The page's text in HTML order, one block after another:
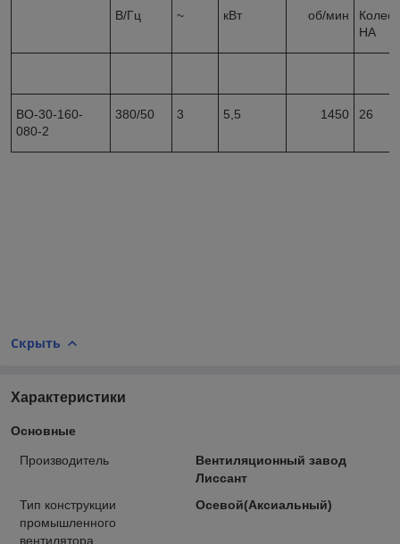
В/Гц ~ кВт об/мин
НА
ВО-30-160-
080-2
380/50 3 5,5 1450 26
Скрыть
Характеристики
Основные
Производитель
Вентиляционный завод
Лиссант
Тип конструкции
промышленного
вентилятора
Осевой(Аксиальный)